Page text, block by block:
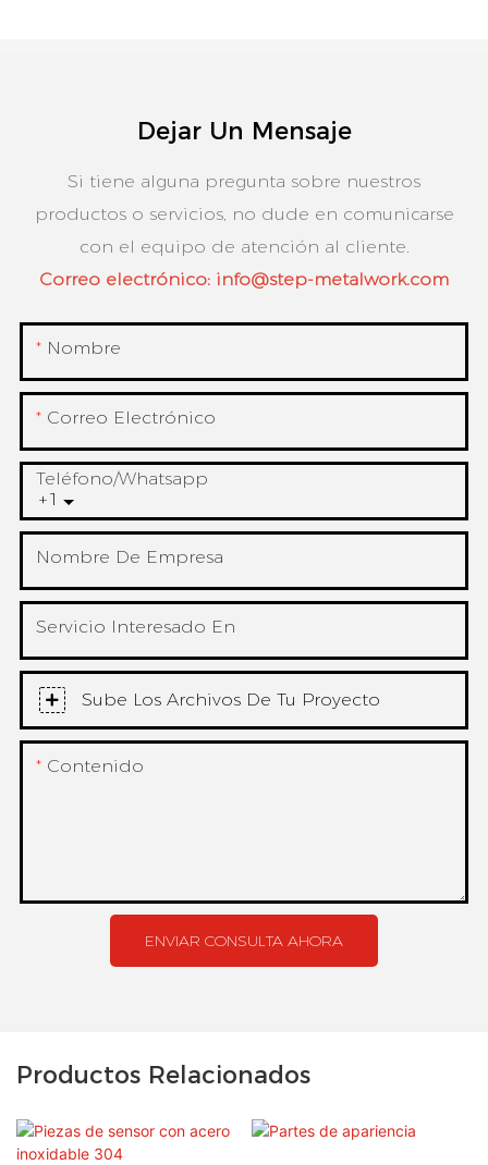
Dejar Un Mensaje
Si tiene alguna pregunta sobre nuestros
productos o servicios, no dude en comunicarse
con el equipo de atención al cliente.
Correo electrónico: info@step-metalwork.com
Nombre
Correo Electrónico
+1
Teléfono/whatsapp
Nombre De Empresa
Servicio Interesado En
Sube Los Archivos De Tu Proyecto
Contenido
ENVIAR CONSULTA AHORA
Productos Relacionados